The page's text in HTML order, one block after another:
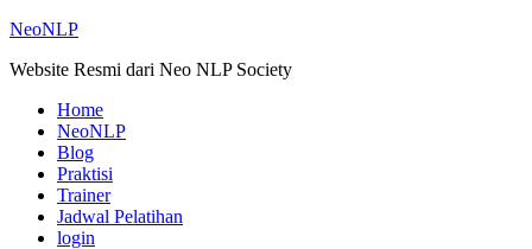
NeoNLP
Website Resmi dari Neo NLP Society
Home
NeoNLP
Blog
Praktisi
Trainer
Jadwal Pelatihan
login